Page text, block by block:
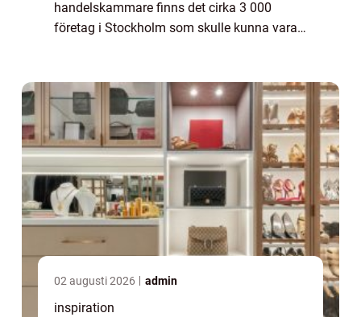
handelskammare finns det cirka 3 000
företag i Stockholm som skulle kunna vara i
branscher, inklusive ...
02 augusti 2026 admin
inspiration